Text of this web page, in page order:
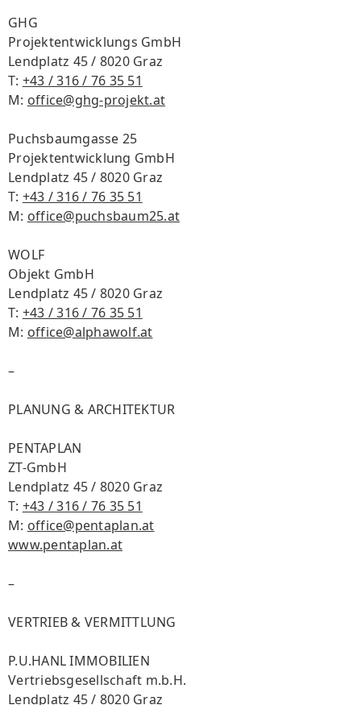
GHG
Projektentwicklungs GmbH
Lendplatz 45 / 8020 Graz
T: +43 / 316 / 76 35 51
M: office@ghg-projekt.at
Puchsbaumgasse 25
Projektentwicklung GmbH
Lendplatz 45 / 8020 Graz
T: +43 / 316 / 76 35 51
M: office@puchsbaum25.at
WOLF
Objekt GmbH
Lendplatz 45 / 8020 Graz
T: +43 / 316 / 76 35 51
M: office@alphawolf.at
–
PLANUNG & ARCHITEKTUR
PENTAPLAN
ZT-GmbH
Lendplatz 45 / 8020 Graz
T: +43 / 316 / 76 35 51
M: office@pentaplan.at
www.pentaplan.at
–
VERTRIEB & VERMITTLUNG
P.U.HANL IMMOBILIEN
Vertriebsgesellschaft m.b.H.
Lendplatz 45 / 8020 Graz